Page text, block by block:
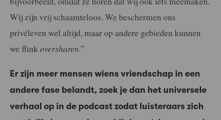
Wij zijn vrij schaamteloos. We beschermen ons
privéleven wel altijd, maar op andere gebieden kunnen
we flinkoversharen.”
Er zijn meer mensen wiens vriendschap in een
andere fase belandt, zoek je dan het universele
verhaal op in de podcast zodat luisteraars zich